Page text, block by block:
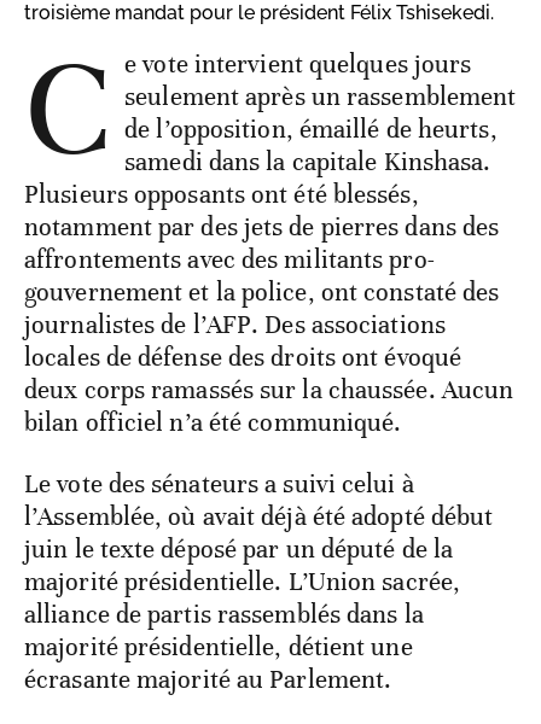
troisième mandat pour le président Félix Tshisekedi.
C e vote intervient quelques jours
seulement après un rassemblement
de l’opposition, émaillé de heurts,
samedi dans la capitale Kinshasa.
Plusieurs opposants ont été blessés,
notamment par des jets de pierres dans des
affrontements avec des militants pro-
gouvernement et la police, ont constaté des
journalistes de l’AFP. Des associations
locales de défense des droits ont évoqué
deux corps ramassés sur la chaussée. Aucun
bilan officiel n’a été communiqué.
Le vote des sénateurs a suivi celui à
l’Assemblée, où avait déjà été adopté début
juin le texte déposé par un député de la
majorité présidentielle. L’Union sacrée,
alliance de partis rassemblés dans la
majorité présidentielle, détient une
écrasante majorité au Parlement.